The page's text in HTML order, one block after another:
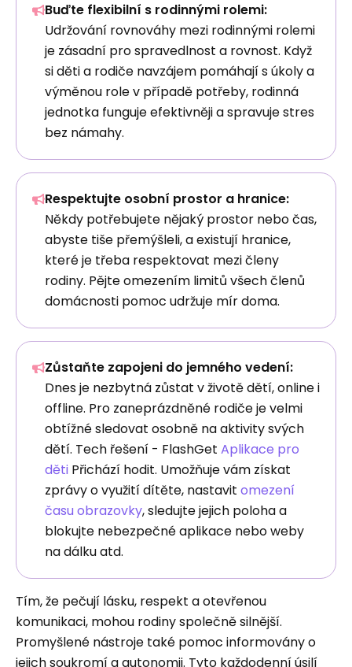
Buďte flexibilní s rodinnými rolemi:
Udržování rovnováhy mezi rodinnými rolemi
je zásadní pro spravedlnost a rovnost. Když
si děti a rodiče navzájem pomáhají s úkoly a
výměnou role v případě potřeby, rodinná
jednotka funguje efektivněji a spravuje stres
bez námahy.
Respektujte osobní prostor a hranice:
Někdy potřebujete nějaký prostor nebo čas,
abyste tiše přemýšleli, a existují hranice,
které je třeba respektovat mezi členy
rodiny. Pějte omezením limitů všech členů
domácnosti pomoc udržuje mír doma.
Zůstaňte zapojeni do jemného vedení:
Dnes je nezbytná zůstat v životě dětí, online i
offline. Pro zaneprázdněné rodiče je velmi
obtížné sledovat osobně na aktivity svých
dětí. Tech řešení - FlashGet Aplikace pro
děti Přichází hodit. Umožňuje vám získat
zprávy o využití dítěte, nastavit omezení
času obrazovky, sledujte jejich poloha a
blokujte nebezpečné aplikace nebo weby
na dálku atd.
Tím, že pečují lásku, respekt a otevřenou
komunikaci, mohou rodiny společně silnější.
Promyšlené nástroje také pomoc informovány o
jejich soukromí a autonomii. Tyto každodenní úsilí